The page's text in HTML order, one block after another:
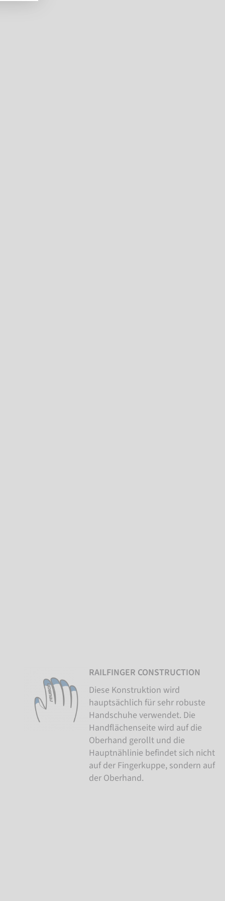
RAILFINGER CONSTRUCTION
Diese Konstruktion wird
hauptsächlich für sehr robuste
Handschuhe verwendet. Die
Handflächenseite wird auf die
Oberhand gerollt und die
Hauptnählinie befindet sich nicht
auf der Fingerkuppe, sondern auf
der Oberhand.